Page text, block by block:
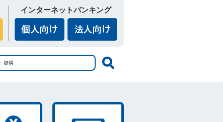
インターネットバンキング